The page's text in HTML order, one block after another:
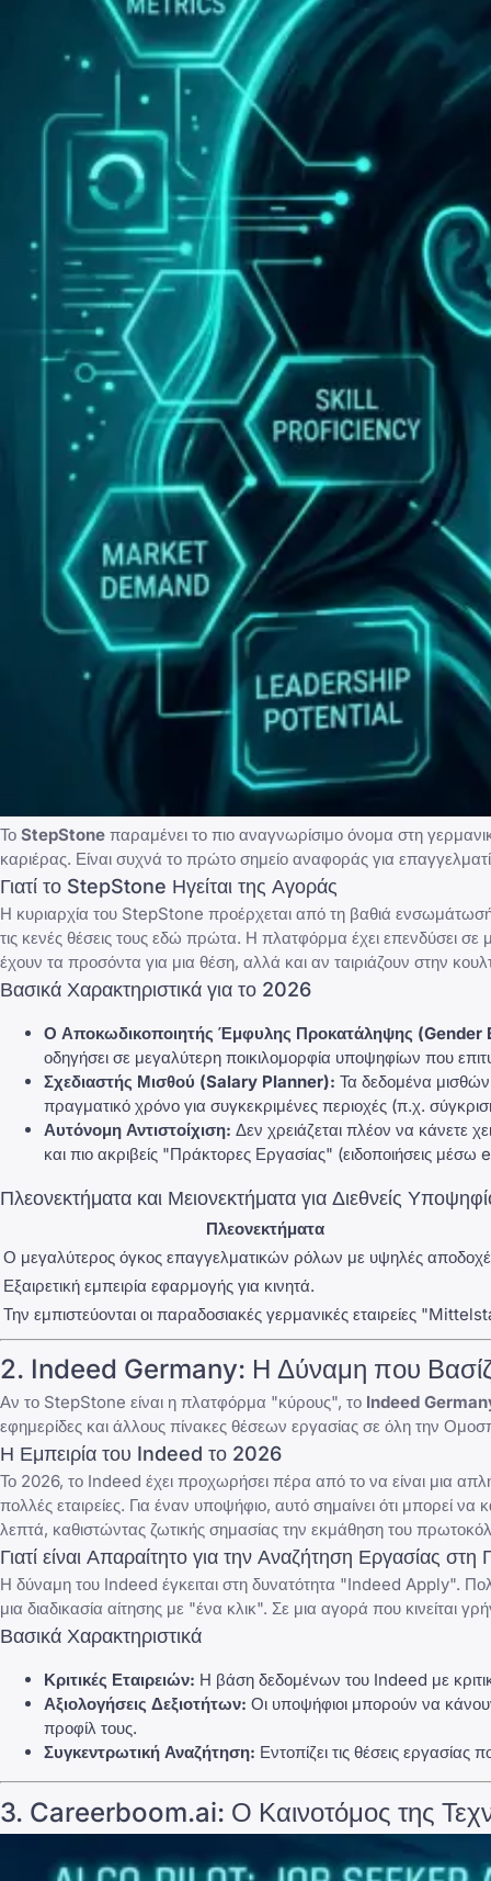
Το StepStone παραμένει το πιο αναγνωρίσιμο όνομα στη
καριέρας. Είναι συχνά το πρώτο σημείο αναφοράς για
Γιατί το StepStone Ηγείται της Αγοράς
Η κυριαρχία του StepStone προέρχεται από τη βαθιά ενσωμάτωσή
τις κενές θέσεις τους εδώ πρώτα. Η πλατφόρμα έχει επενδύσει
έχουν τα προσόντα για μια θέση, αλλά και αν ταιριάζουν στην
Βασικά Χαρακτηριστικά για το 2026
Ο Αποκωδικοποιητής Έμφυλης Προκατάληψης (Gender
οδηγήσει σε μεγαλύτερη ποικιλομορφία υποψηφίων που
Σχεδιαστής Μισθού (Salary Planner): Τα δεδομένα
πραγματικό χρόνο για συγκεκριμένες περιοχές (π.χ.
Αυτόνομη Αντιστοίχιση: Δεν χρειάζεται πλέον να κάνετε
και πιο ακριβείς "Πράκτορες Εργασίας" (ειδοποιήσεις μέσω
Πλεονεκτήματα και Μειονεκτήματα για Διεθνείς
Πλεονεκτήματα
Ο μεγαλύτερος όγκος επαγγελματικών ρόλων με υψηλές
Εξαιρετική εμπειρία εφαρμογής για κινητά.
Την εμπιστεύονται οι παραδοσιακές γερμανικές εταιρείες
2. Indeed Germany: Η Δύναμη που
Αν το StepStone είναι η πλατφόρμα "κύρους", το Indeed
εφημερίδες και άλλους πίνακες θέσεων εργασίας σε όλη την
Η Εμπειρία του Indeed το 2026
Το 2026, το Indeed έχει προχωρήσει πέρα από το να είναι μια
πολλές εταιρείες. Για έναν υποψήφιο, αυτό σημαίνει ότι μπορεί
λεπτά, καθιστώντας ζωτικής σημασίας την εκμάθηση του
Γιατί είναι Απαραίτητο για την Αναζήτηση Εργασίας στη
Η δύναμη του Indeed έγκειται στη δυνατότητα "Indeed Apply".
μια διαδικασία αίτησης με "ένα κλικ". Σε μια αγορά που κινείται
Βασικά Χαρακτηριστικά
Κριτικές Εταιρειών: Η βάση δεδομένων του Indeed με
Αξιολογήσεις Δεξιοτήτων: Οι υποψήφιοι μπορούν να
προφίλ τους.
Συγκεντρωτική Αναζήτηση: Εντοπίζει τις θέσεις
3. Careerboom.ai: Ο Καινοτόμος της